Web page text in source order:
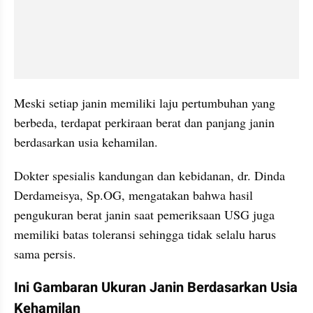
Meski setiap janin memiliki laju pertumbuhan yang
berbeda, terdapat perkiraan berat dan panjang janin
berdasarkan usia kehamilan.
Dokter spesialis kandungan dan kebidanan, dr. Dinda
Derdameisya, Sp.OG, mengatakan bahwa hasil
pengukuran berat janin saat pemeriksaan USG juga
memiliki batas toleransi sehingga tidak selalu harus
sama persis.
Ini Gambaran Ukuran Janin Berdasarkan Usia
Kehamilan